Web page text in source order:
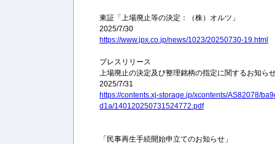
東証「上場廃止等の決定：（株）オルツ」
2025/7/30
https://www.jpx.co.jp/news/1023/20250730-19.html
プレスリリース
上場廃⽌の決定及び整理銘柄の指定に関するお知ら
2025/7/31
https://contents.xj-storage.jp/xcontents/AS82078/
d1a/140120250731524772.pdf
「⺠事再⽣⼿続開始申⽴てのお知らせ」